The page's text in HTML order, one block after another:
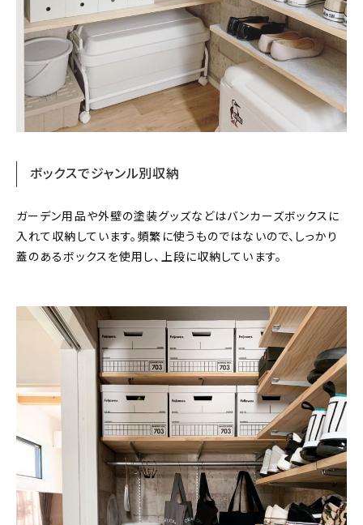
ボックスでジャンル別収納
ガーデン用品や外壁の塗装グッズなどはバンカーズボックスに
入れて収納しています。頻繁に使うものではないので、しっかり
蓋のあるボックスを使用し、上段に収納しています。